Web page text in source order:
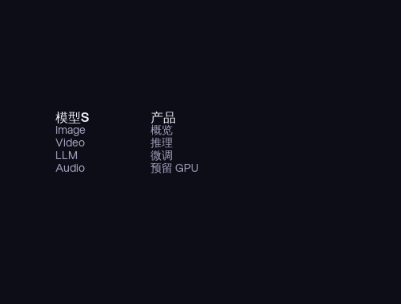
模型S
Image
Video
LLM
Audio
产品
概览
推理
微调
预留 GPU